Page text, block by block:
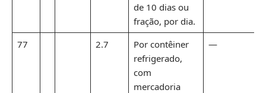
de 10 dias ou
fração, por dia.
77 2.7
Por contêiner
refrigerado,
com
mercadoria
—